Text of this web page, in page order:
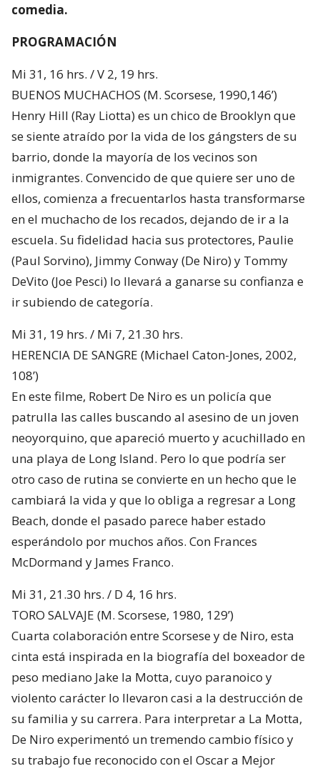
comedia.
PROGRAMACIÓN
Mi 31, 16 hrs. / V 2, 19 hrs.
BUENOS MUCHACHOS (M. Scorsese, 1990,146’)
Henry Hill (Ray Liotta) es un chico de Brooklyn que
se siente atraído por la vida de los gángsters de su
barrio, donde la mayoría de los vecinos son
inmigrantes. Convencido de que quiere ser uno de
ellos, comienza a frecuentarlos hasta transformarse
en el muchacho de los recados, dejando de ir a la
escuela. Su fidelidad hacia sus protectores, Paulie
(Paul Sorvino), Jimmy Conway (De Niro) y Tommy
DeVito (Joe Pesci) lo llevará a ganarse su confianza e
ir subiendo de categoría.
Mi 31, 19 hrs. / Mi 7, 21.30 hrs.
HERENCIA DE SANGRE (Michael Caton-Jones, 2002,
108’)
En este filme, Robert De Niro es un policía que
patrulla las calles buscando al asesino de un joven
neoyorquino, que apareció muerto y acuchillado en
una playa de Long Island. Pero lo que podría ser
otro caso de rutina se convierte en un hecho que le
cambiará la vida y que lo obliga a regresar a Long
Beach, donde el pasado parece haber estado
esperándolo por muchos años. Con Frances
McDormand y James Franco.
Mi 31, 21.30 hrs. / D 4, 16 hrs.
TORO SALVAJE (M. Scorsese, 1980, 129’)
Cuarta colaboración entre Scorsese y de Niro, esta
cinta está inspirada en la biografía del boxeador de
peso mediano Jake la Motta, cuyo paranoico y
violento carácter lo llevaron casi a la destrucción de
su familia y su carrera. Para interpretar a La Motta,
De Niro experimentó un tremendo cambio físico y
su trabajo fue reconocido con el Oscar a Mejor